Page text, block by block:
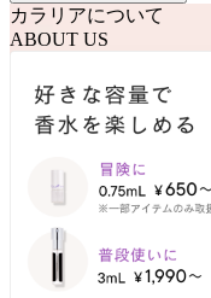
カラリアについて
ABOUT US